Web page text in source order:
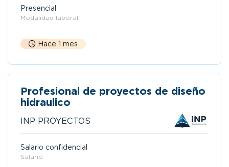
Presencial
Modalidad laboral
Hace 1 mes
Profesional de proyectos de diseño
hidraulico
INP PROYECTOS
Salario confidencial
Salario